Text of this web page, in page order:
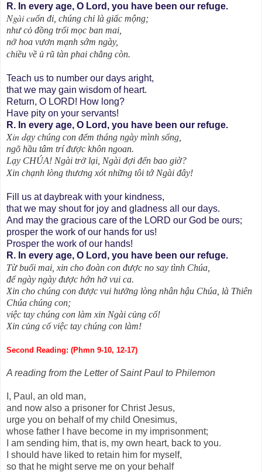
R. In every age, O Lord, you have been our refuge.
Ngài cuốn đi, chúng chỉ là giấc mộng;
như cỏ đồng trổi mọc ban mai,
nở hoa vươn mạnh sớm ngày,
chiều về ủ rũ tàn phai chẳng còn.
Teach us to number our days aright,
that we may gain wisdom of heart.
Return, O LORD! How long?
Have pity on your servants!
R. In every age, O Lord, you have been our refuge.
Xin dạy chúng con đếm tháng ngày mình sống,
ngõ hầu tâm trí được khôn ngoan.
Lạy CHÚA! Ngài trở lại, Ngài đợi đến bao giờ?
Xin chạnh lòng thương xót những tôi tớ Ngài đây!
Fill us at daybreak with your kindness,
that we may shout for joy and gladness all our days.
And may the gracious care of the LORD our God be ours;
prosper the work of our hands for us!
Prosper the work of our hands!
R. In every age, O Lord, you have been our refuge.
Từ buổi mai, xin cho đoàn con được no say tình Chúa,
để ngày ngày được hớn hở vui ca.
Xin cho chúng con được vui hưởng lòng nhân hậu Chúa, là Thiên
Chúa chúng con;
việc tay chúng con làm xin Ngài củng cố!
Xin củng cố việc tay chúng con làm!
Second Reading: (Phmn 9-10, 12-17)
A reading from the Letter of Saint Paul to Philemon
I, Paul, an old man,
and now also a prisoner for Christ Jesus,
urge you on behalf of my child Onesimus,
whose father I have become in my imprisonment;
I am sending him, that is, my own heart, back to you.
I should have liked to retain him for myself,
so that he might serve me on your behalf